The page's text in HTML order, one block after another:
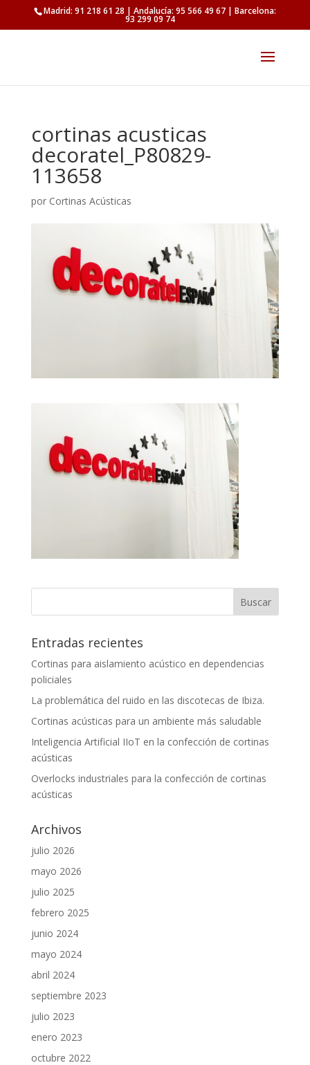
Madrid: 91 218 61 28 | Andalucía: 95 566 49 67 | Barcelona:
93 299 09 74
cortinas acusticas
decoratel_P80829-
113658
por Cortinas Acústicas
Entradas recientes
Cortinas para aislamiento acústico en dependencias
policiales
La problemática del ruido en las discotecas de Ibiza.
Cortinas acústicas para un ambiente más saludable
Inteligencia Artificial IIoT en la confección de cortinas
acústicas
Overlocks industriales para la confección de cortinas
acústicas
Archivos
julio 2026
mayo 2026
julio 2025
febrero 2025
junio 2024
mayo 2024
abril 2024
septiembre 2023
julio 2023
enero 2023
octubre 2022